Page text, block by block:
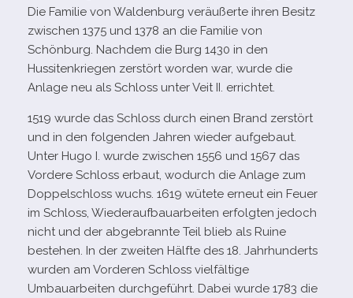
Die Familie von Waldenburg ver­äu­ßerte ihren Besitz
zwi­schen 1375 und 1378 an die Familie von
Schönburg. Nachdem die Burg 1430 in den
Hussitenkriegen zer­stört wor­den war, wurde die
Anlage neu als Schloss unter Veit II. errichtet.
1519 wurde das Schloss durch einen Brand zer­stört
und in den fol­gen­den Jahren wie­der auf­ge­baut.
Unter Hugo I. wurde zwi­schen 1556 und 1567 das
Vordere Schloss erbaut, wodurch die Anlage zum
Doppelschloss wuchs. 1619 wütete erneut ein Feuer
im Schloss, Wiederaufbauarbeiten erfolg­ten jedoch
nicht und der abge­brannte Teil blieb als Ruine
bestehen. In der zwei­ten Hälfte des 18. Jahrhunderts
wur­den am Vorderen Schloss viel­fäl­tige
Umbauarbeiten durch­ge­führt. Dabei wurde 1783 die